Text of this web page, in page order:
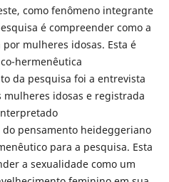
como fenômeno integrante
é compreender como a
mulheres idosas. Esta é
hermenêutica
da pesquisa foi a entrevista
idosas e registrada
pensamento heideggeriano
para a pesquisa. Esta
a sexualidade como um